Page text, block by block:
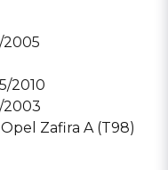
2005
2010
2003
Zafira A (T98)